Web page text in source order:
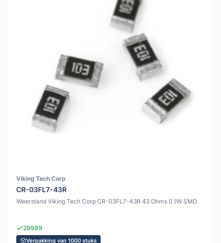
Viking Tech Corp
CR-03FL7-43R
Weerstand Viking Tech Corp CR-03FL7-43R 43 Ohms 0.1W SMD
29989
Verpakking van 1000 stuks